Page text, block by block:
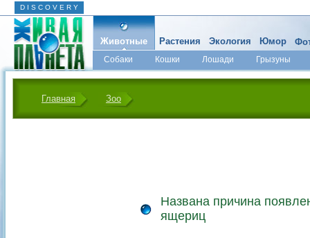
D I S C O V E R Y
Животные
Собаки Кошки Лошади
Грызуны
Микромир
Растения Экология Юмор
Главная Зоо
Названа причина
ящериц